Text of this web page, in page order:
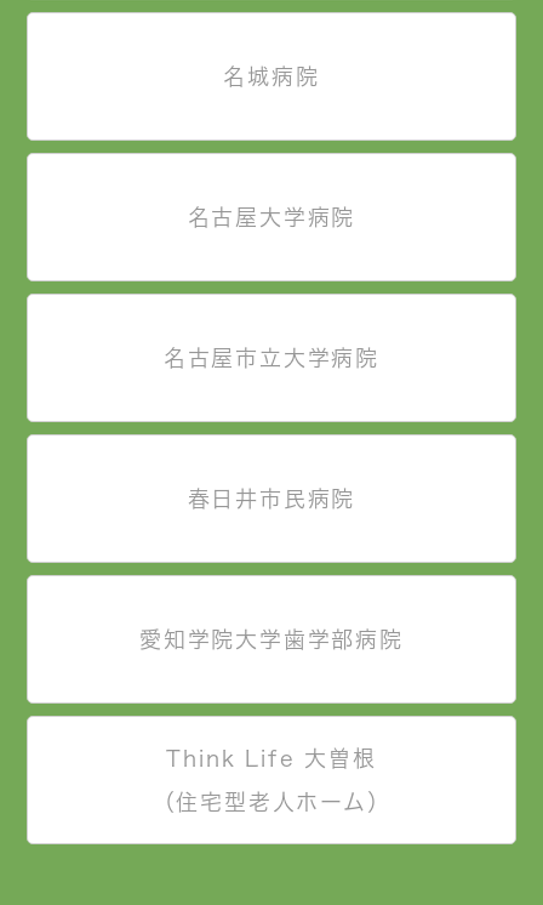
名城病院
名古屋大学病院
名古屋市立大学病院
春日井市民病院
愛知学院大学歯学部病院
Think Life 大曽根
（住宅型老人ホーム）